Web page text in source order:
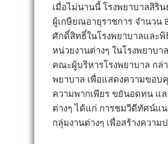
เมื่อไม่นานนี้ โรงพยาบาลสิริ
ผู้เกษียณอายุราชการ จำนวน
ศักดิ์สิทธิ์ในโรงพยาบาลและ
หน่วยงานต่างๆ ในโรงพยาบ
คณะผู้บริหารโรงพยาบาล กล่
พยาบาล เพื่อแสดงความขอ
ความพากเพียร ขยันอดทน แ
ต่างๆ ได้แก่ การชมวีดีทัศน์แ
กลุ่มงานต่างๆ เพื่อสร้างควา